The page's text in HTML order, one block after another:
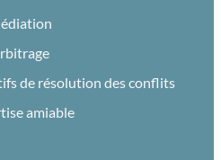
de résolution des conflits
amiable